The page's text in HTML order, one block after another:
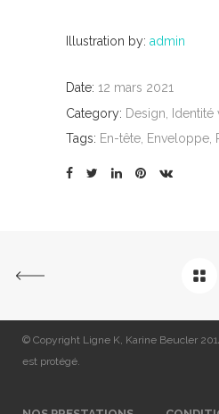
Illustration by: admin
Date: 12 mars 2021
Category: Design, Identité
Tags: En-tête, Enveloppe,
© Copyright Ligne K, Karine Beucler
est protégé.